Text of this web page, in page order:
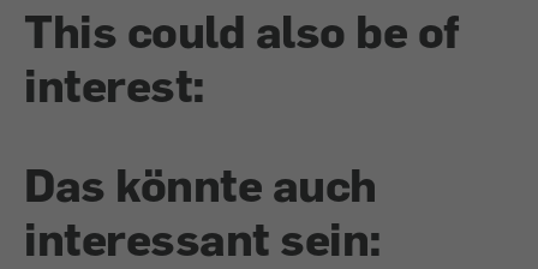
This could also be of
interest:
Das könnte auch
interessant sein: